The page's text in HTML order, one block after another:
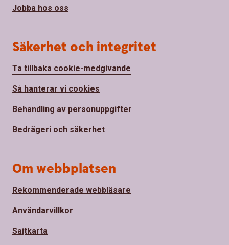
Jobba hos oss
Säkerhet och integritet
Ta tillbaka cookie-medgivande
Så hanterar vi cookies
Behandling av personuppgifter
Bedrägeri och säkerhet
Om webbplatsen
Rekommenderade webbläsare
Användarvillkor
Sajtkarta